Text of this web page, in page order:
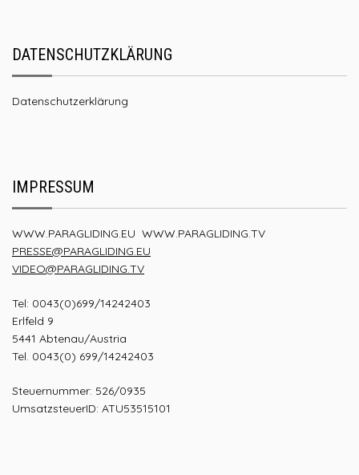
DATENSCHUTZKLÄRUNG
Datenschutzerklärung
IMPRESSUM
WWW.PARAGLIDING.EU WWW.PARAGLIDING.TV
PRESSE@PARAGLIDING.EU
VIDEO@PARAGLIDING.TV
Tel: 0043(0)699/14242403
Erlfeld 9
5441 Abtenau/Austria
Tel. 0043(0) 699/14242403
Steuernummer: 526/0935
UmsatzsteuerID: ATU53515101